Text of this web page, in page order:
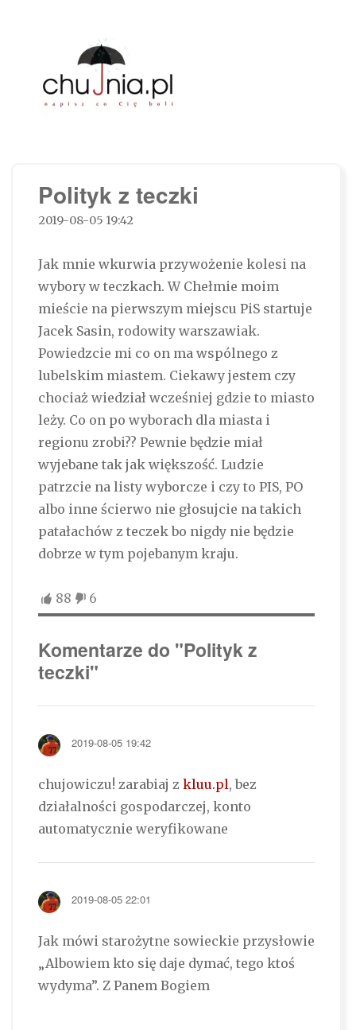
Polityk z teczki
2019-08-05 19:42
Jak mnie wkurwia przywożenie kolesi na
wybory w teczkach. W Chełmie moim
mieście na pierwszym miejscu PiS startuje
Jacek Sasin, rodowity warszawiak.
Powiedzcie mi co on ma wspólnego z
lubelskim miastem. Ciekawy jestem czy
chociaż wiedział wcześniej gdzie to miasto
leży. Co on po wyborach dla miasta i
regionu zrobi?? Pewnie będzie miał
wyjebane tak jak większość. Ludzie
patrzcie na listy wyborcze i czy to PIS, PO
albo inne ścierwo nie głosujcie na takich
patałachów z teczek bo nigdy nie będzie
dobrze w tym pojebanym kraju.
88 6
Komentarze do "Polityk z
teczki"
2019-08-05 19:42
chujowiczu! zarabiaj z kluu.pl, bez
działalności gospodarczej, konto
automatycznie weryfikowane
2019-08-05 22:01
Jak mówi starożytne sowieckie przysłowie
„Albowiem kto się daje dymać, tego ktoś
wydyma”. Z Panem Bogiem